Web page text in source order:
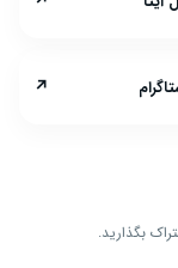
↗
بگذارید.